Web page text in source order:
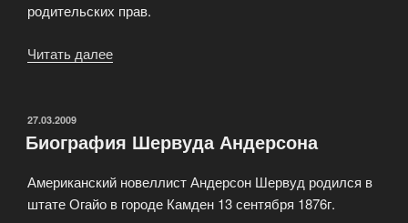
родительских прав.
Читать далее
ОПУБЛИКОВАНО
27.03.2009
Биография Шервуда Андерсона
Американский новеллист Андерсон Шервуд родился в
штате Огайо в городе Камден 13 сентября 1876г.